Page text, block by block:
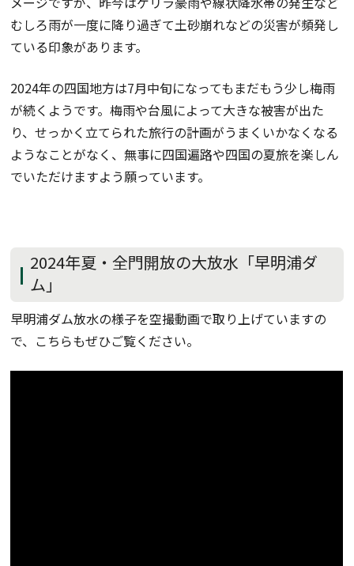
むしろ雨が一度に降り過ぎて土砂崩れなどの災害が頻発し
ている印象があります。
2024年の四国地方は7月中旬になってもまだもう少し梅雨
が続くようです。梅雨や台風によって大きな被害が出た
り、せっかく立てられた旅行の計画がうまくいかなくなる
ようなことがなく、無事に四国遍路や四国の夏旅を楽しん
でいただけますよう願っています。
2024年夏・全門開放の大放水「早明浦ダ
ム」
早明浦ダム放水の様子を空撮動画で取り上げていますの
で、こちらもぜひご覧ください。